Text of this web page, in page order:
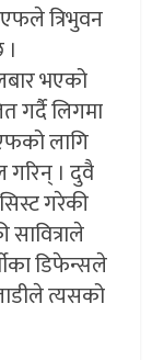
त्रिभुवन
भएको
गर्दै लिगमा
लागि
। दुवै
गरेकी
डिफेन्सले
त्यसको